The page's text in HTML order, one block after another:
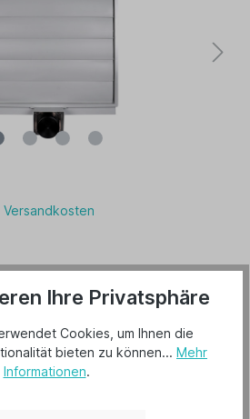
Ihre Privatsphäre
Cookies, um Ihnen die
bieten zu können... Mehr
Informationen.